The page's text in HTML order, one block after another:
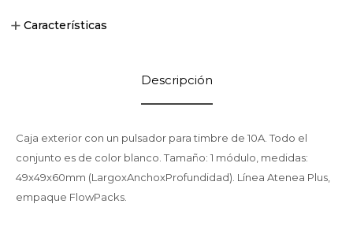
Características
Descripción
Caja exterior con un pulsador para timbre de 10A. Todo el
conjunto es de color blanco. Tamaño: 1 módulo, medidas:
49x49x60mm (LargoxAnchoxProfundidad). Línea Atenea Plus,
empaque FlowPacks.